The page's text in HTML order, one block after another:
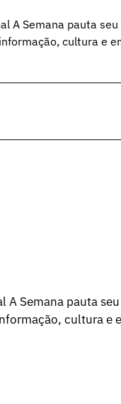
A Semana pauta
cultura e
A Semana pauta
cultura e